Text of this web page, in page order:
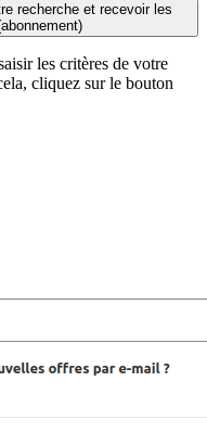
recherche et recevoir les
les critères de votre
cliquez sur le bouton